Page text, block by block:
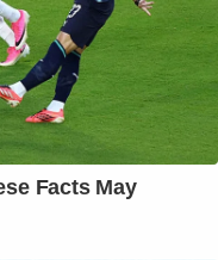
Facts May